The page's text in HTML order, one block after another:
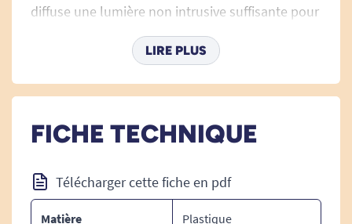
diffuse une lumière non intrusive suffisante pour
veiller au bien-être sans perturber le repos. Ce
luminaire LED, au format compact, est donc
la chambre.
Cette veilleuse, équipée d’un capteur de
son intensité en fonction de la lumière
ambiante.
LIRE PLUS
FICHE TECHNIQUE
Télécharger cette fiche en pdf
Matière Plastique